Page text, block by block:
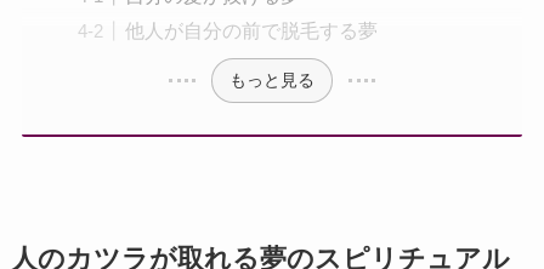
他人が自分の前で脱毛する夢
もっと見る
人のカツラが取れる夢のスピリチュアル